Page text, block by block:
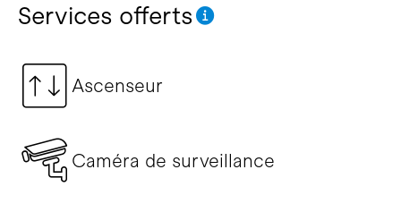
Services offerts
Ascenseur
Caméra de surveillance